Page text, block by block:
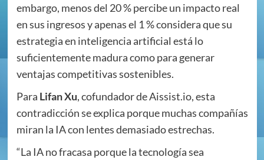
embargo, menos del 20 % percibe un impacto real
en sus ingresos y apenas el 1 % considera que su
estrategia en inteligencia artificial está lo
suficientemente madura como para generar
ventajas competitivas sostenibles.
Para Lifan Xu, cofundador de Aissist.io, esta
contradicción se explica porque muchas compañías
miran la IA con lentes demasiado estrechas.
“La IA no fracasa porque la tecnología sea